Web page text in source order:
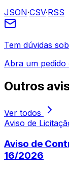
JSON·CSV·RSS
Tem dúvidas
Abra um
Outros
Ver todos
Aviso de
Aviso de
16/2026